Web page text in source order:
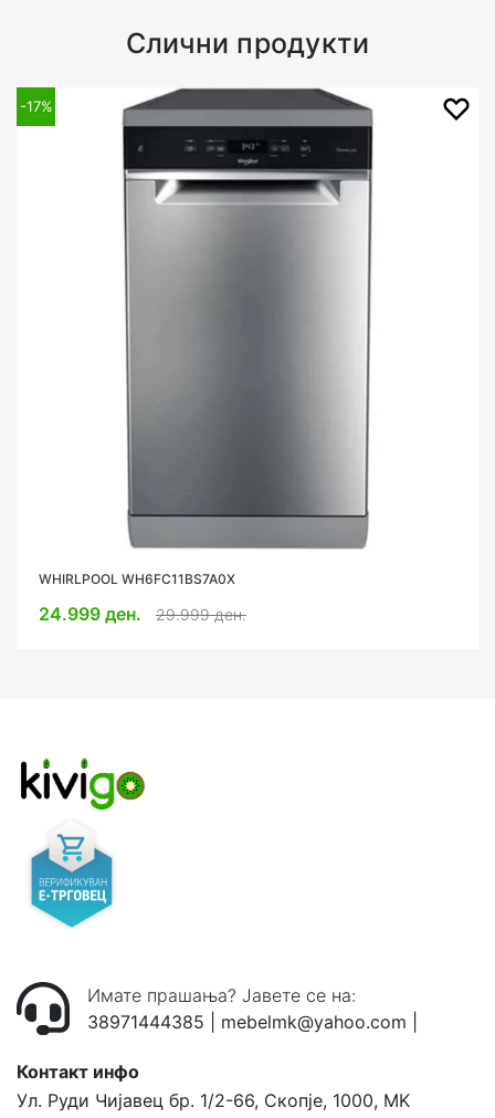
Слични продукти
-17%
WHIRLPOOL WH6FC11BS7A0X
24.999 ден. 29.999 ден.
Имате прашања? Јавете се на:
38971444385
mebelmk@yahoo.com
Контакт инфо
Ул. Руди Чијавец бр. 1/2-66, Скопје, 1000, MK